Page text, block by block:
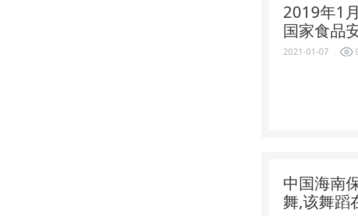
2019年1
国家食品
2021-01-07
中国海南
舞,该舞蹈